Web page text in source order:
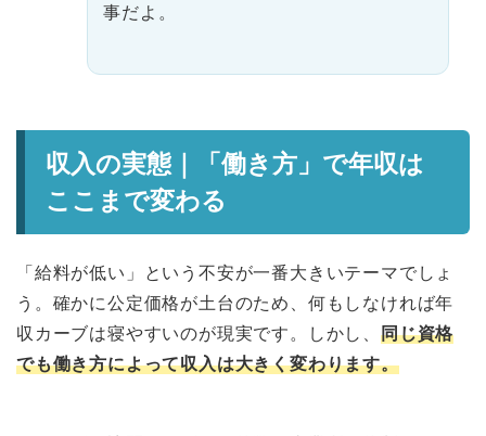
事だよ。
収入の実態｜「働き方」で年収は
ここまで変わる
「給料が低い」という不安が一番大きいテーマでしょ
う。確かに公定価格が土台のため、何もしなければ年
収カーブは寝やすいのが現実です。しかし、 同じ資格
でも働き方によって収入は大きく変わります。